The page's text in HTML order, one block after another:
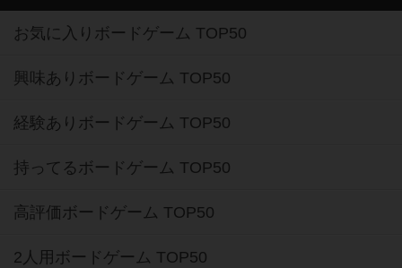
お気に入りボードゲーム TOP50
興味ありボードゲーム TOP50
経験ありボードゲーム TOP50
持ってるボードゲーム TOP50
高評価ボードゲーム TOP50
2人用ボードゲーム TOP50